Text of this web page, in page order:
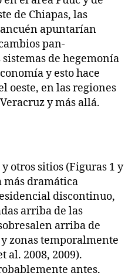
de Chiapas, las
apuntarían
pan-
de hegemonía
y esto hace
oeste, en las regiones
y más allá.
otros sitios (Figuras 1 y
más dramática
discontinuo,
arriba de las
arriba de
zonas temporalmente
al. 2008, 2009).
antes,